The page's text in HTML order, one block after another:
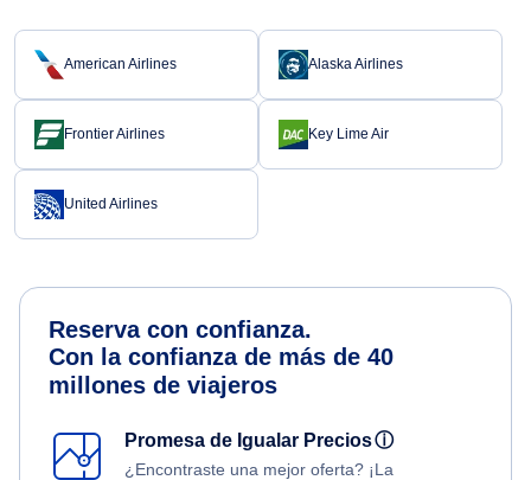
American Airlines Alaska Airlines
Frontier Airlines Key Lime Air
United Airlines
Reserva con confianza.
Con la confianza de más de 40
millones de viajeros
Promesa de Igualar Preciosⓘ
¿Encontraste una mejor oferta? ¡La